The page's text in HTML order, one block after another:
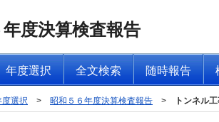
年度決算検査報告
年度選択 全文検索 随時報告
度選択 > 昭和５６年度決算検査報告 > トンネル